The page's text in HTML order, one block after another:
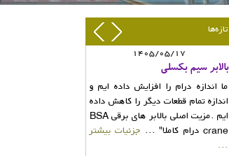
تازه‌ها
1405/05/17
بالابر سیم بکسلی
ما اندازه درام را افزایش داده ایم و
اندازه تمام قطعات دیگر را کاهش داده
ایم .مزیت اصلی بالابر های برقی BSA
crane درام کاملا" ...
جزئیات بیشتر
...